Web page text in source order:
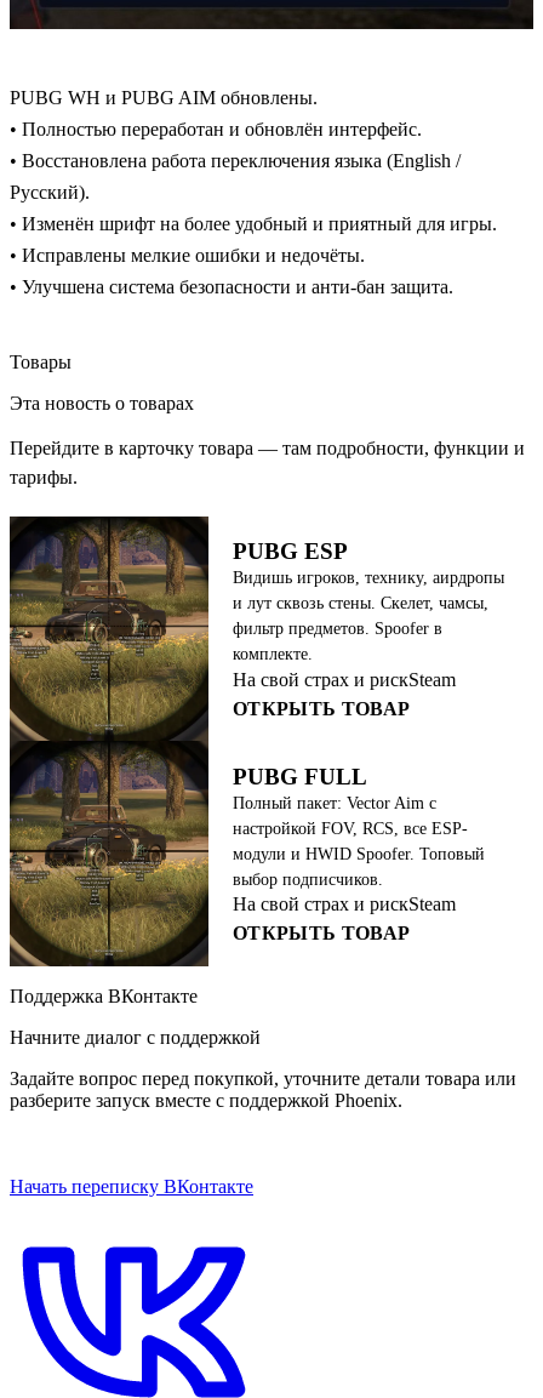
PUBG WH и PUBG AIM обновлены.
• Полностью переработан и обновлён интерфейс.
• Восстановлена работа переключения языка (English /
Русский).
• Изменён шрифт на более удобный и приятный для игры.
• Исправлены мелкие ошибки и недочёты.
• Улучшена система безопасности и анти-бан защита.
Товары
Эта новость о товарах
Перейдите в карточку товара — там подробности, функции и
тарифы.
PUBG ESP
Видишь игроков, технику, аирдропы
и лут сквозь стены. Скелет, чамсы,
фильтр предметов. Spoofer в
комплекте.
На свой страх и рискSteam
ОТКРЫТЬ ТОВАР
PUBG FULL
Полный пакет: Vector Aim с
настройкой FOV, RCS, все ESP-
модули и HWID Spoofer. Топовый
выбор подписчиков.
На свой страх и рискSteam
ОТКРЫТЬ ТОВАР
Поддержка ВКонтакте
Начните диалог с поддержкой
Задайте вопрос перед покупкой, уточните детали товара или
разберите запуск вместе с поддержкой Phoenix.
Начать переписку ВКонтакте